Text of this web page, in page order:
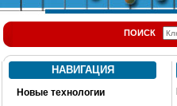
ПОИСК
НАВИГАЦИЯ
Новые технологии